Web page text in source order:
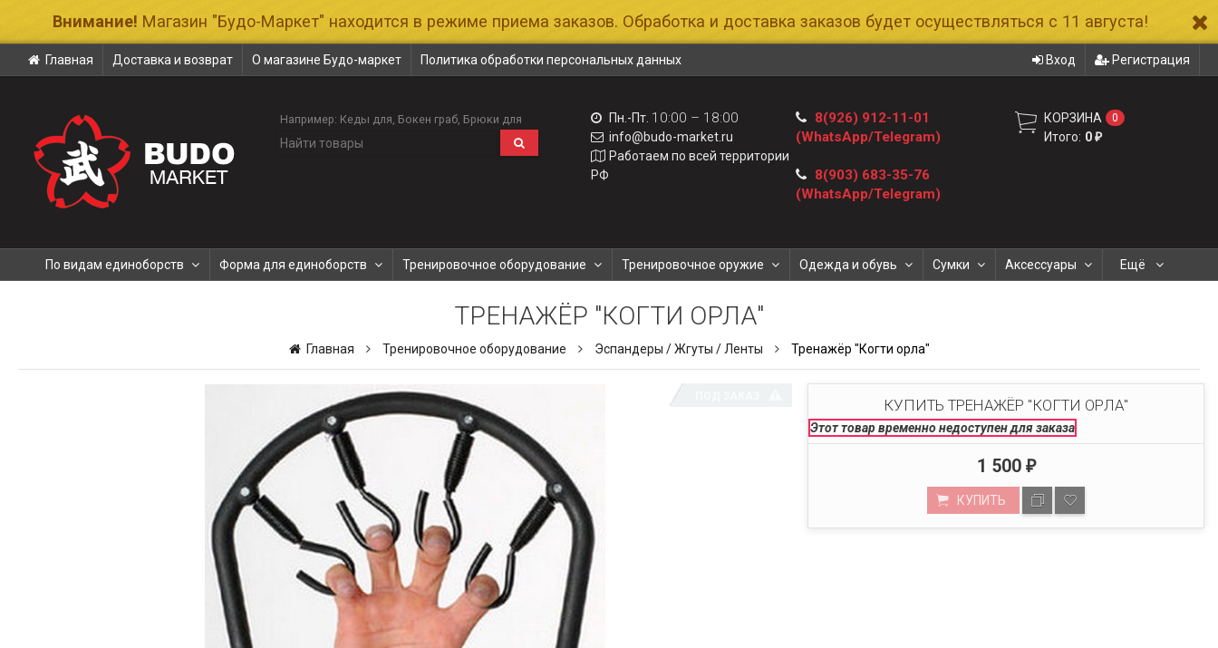
Внимание! Магазин "Будо-Маркет" находится в режиме приема заказов. Обработка и доставка заказов будет осуществляться с 11 августа!
Главная Доставка и возврат О магазине Будо-маркет Политика обработки персональных данных Вход Регистрация
Например: Кеды для Бокен граб Брюки для Пн.-Пт. 10:00 – 18:00
info@budo-market.ru
Работаем по всей территории
РФ
8(926) 912-11-01
(WhatsApp/Telegram)
8(903) 683-35-76
(WhatsApp/Telegram)
КОРЗИНА 0
Итого: 0₽
По видам единоборств Форма для единоборств Тренировочное оборудование Тренировочное оружие Одежда и обувь Сумки Аксессуары Ещё
ТРЕНАЖЁР "КОГТИ ОРЛА"
Главная Тренировочное оборудование Эспандеры / Жгуты / Ленты Тренажёр "Когти орла"
КУПИТЬ ТРЕНАЖЁР "КОГТИ ОРЛА"
Этот товар временно недоступен для заказа
1 500 ₽
КУПИТЬ